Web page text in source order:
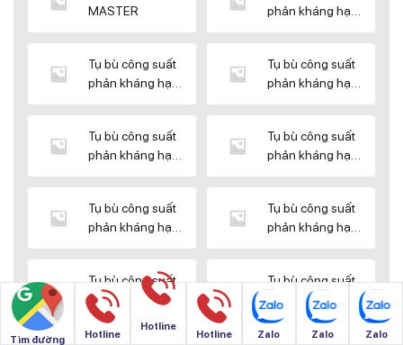
MASTER
phản kháng hạ
Tụ bù công suất
phản kháng hạ
Tụ bù công suất
phản kháng hạ
Tụ bù công suất
phản kháng hạ
Tụ bù công suất
phản kháng hạ
Tụ bù công suất
phản kháng hạ
Tụ bù công suất
phản kháng hạ
Tụ bù công suất
phản kháng hạ
thế SHIZUKI
Tụ bù công suất
phản kháng hạ
thế SINO
Tìm đường Hotline
Hotline
Hotline Zalo Zalo Zalo